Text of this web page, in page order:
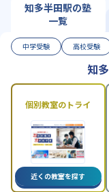
知多半田駅の塾
一覧
中学受験 高校受験
知
個別教室のトライ
近くの教室を探す